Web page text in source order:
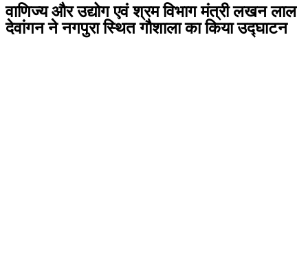
वाणिज्य और उद्योग एवं श्रम विभाग मंत्री लखन लाल
देवांगन ने नगपुरा स्थित गौशाला का किया उद्घाटन